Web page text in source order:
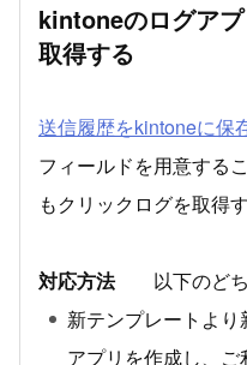
kintoneのログア
取得する
送信履歴をkintoneに保
フィールドを用意する
もクリックログを取得
対応方法以下のどちら
新テンプレートよ
アプリを作成し、